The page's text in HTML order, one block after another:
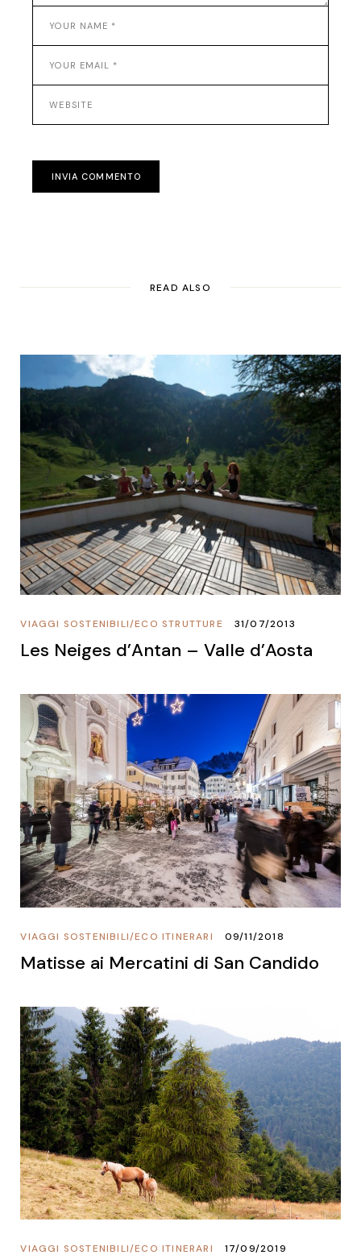
INVIA COMMENTO
READ ALSO
ECO STRUTTURE
/
VIAGGI SOSTENIBILI 31/07/2013
Les Neiges d’Antan – Valle d’Aosta
ECO ITINERARI
/
VIAGGI SOSTENIBILI 09/11/2018
Matisse ai Mercatini di San Candido
ECO ITINERARI
/
VIAGGI SOSTENIBILI 17/09/2019